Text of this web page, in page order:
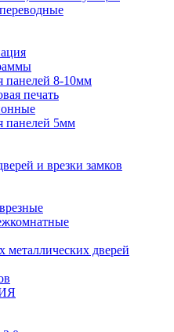
панелей 8-10мм
печать
панелей 5мм
и врезки замков
металлических дверей